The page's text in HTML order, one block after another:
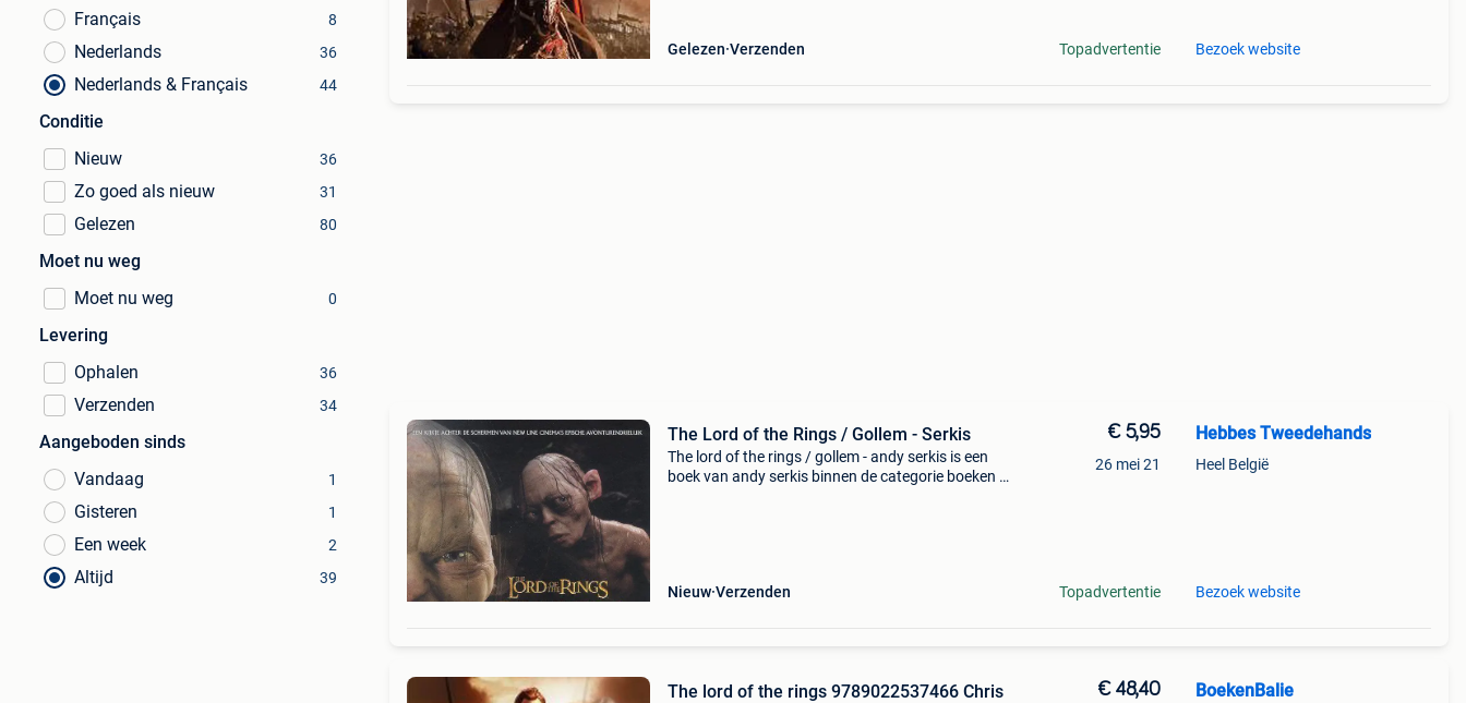
Français
8
Nederlands 36
Nederlands & Français 44
Conditie
Nieuw
36
Zo goed als nieuw 31
Gelezen 80
Moet nu weg
Moet nu weg
0
Levering
Ophalen
36
Verzenden 34
Aangeboden sinds
Vandaag
1
Gisteren 1
Een week 2
Altijd 39
Gelezen Verzenden Topadvertentie Bezoek website
The Lord of the Rings / Gollem - Serkis
The lord of the rings / gollem - andy serkis is een
boek van andy serkis binnen de categorie boeken >
Nieuw Verzenden
€ 5,95
26 mei 21
Topadvertentie
Hebbes Tweedehands
Heel België
Bezoek website
The lord of the rings 9789022537466 Chris
€ 48,40 BoekenBalie